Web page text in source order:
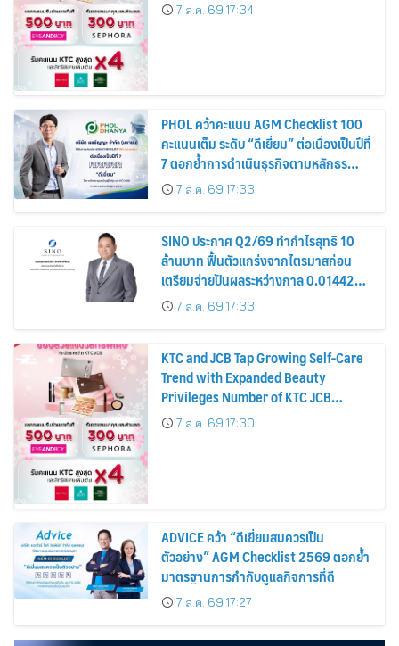
7 ส.ค. 69 17:34
PHOL คว้าคะแนน AGM Checklist 100
คะแนนเต็ม ระดับ “ดีเยี่ยม” ต่อเนื่องเป็นปีที่
7 ตอกย้ำการดำเนินธุรกิจตามหลักธร
รมาภิบาล โปร่งใส สร้างความเชื่อมั่นผู้ถือ
หุ้น
7 ส.ค. 69 17:33
SINO ประกาศ Q2/69 ทำกำไรสุทธิ 10
ล้านบาท ฟื้นตัวแกร่งจากไตรมาสก่อน
เตรียมจ่ายปันผลระหว่างกาล 0.014423
บาทต่อหุ้น ครึ่งปีหลังมุ่งเติบโตต่อเนื่อง
7 ส.ค. 69 17:33
KTC and JCB Tap Growing Self-Care
Trend with Expanded Beauty
Privileges Number of KTC JCB
Cardmembers Spending on
Cosmetics Rises 26%
7 ส.ค. 69 17:30
ADVICE คว้า “ดีเยี่ยมสมควรเป็น
ตัวอย่าง” AGM Checklist 2569 ตอกย้ำ
มาตรฐานการกำกับดูแลกิจการที่ดี
7 ส.ค. 69 17:27